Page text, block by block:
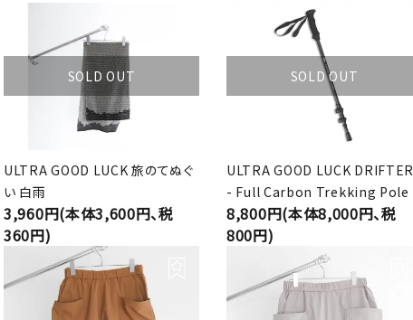
SOLD OUT
ULTRA GOOD LUCK 旅のてぬぐ
い 白雨
3,960円(本体3,600円、税
360円)
SOLD OUT
ULTRA GOOD LUCK DRIFTER
- Full Carbon Trekking Pole
8,800円(本体8,000円、税
800円)